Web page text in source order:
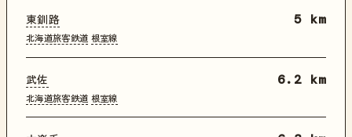
東釧路
北海道旅客鉄道 根室線
5 km
武佐
北海道旅客鉄道 根室線
6.2 km